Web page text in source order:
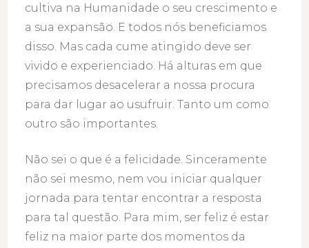
cultiva na Humanidade o seu crescimento e
a sua expansão. E todos nós beneficiamos
disso. Mas cada cume atingido deve ser
vivido e experienciado. Há alturas em que
precisamos desacelerar a nossa procura
para dar lugar ao usufruir. Tanto um como
outro são importantes.
Não sei o que é a felicidade. Sinceramente
não sei mesmo, nem vou iniciar qualquer
jornada para tentar encontrar a resposta
para tal questão. Para mim, ser feliz é estar
feliz na maior parte dos momentos da